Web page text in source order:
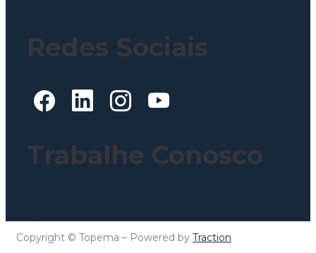
Redes Sociais
Trabalhe Conosco
Copyright © Topema – Powered by Traction